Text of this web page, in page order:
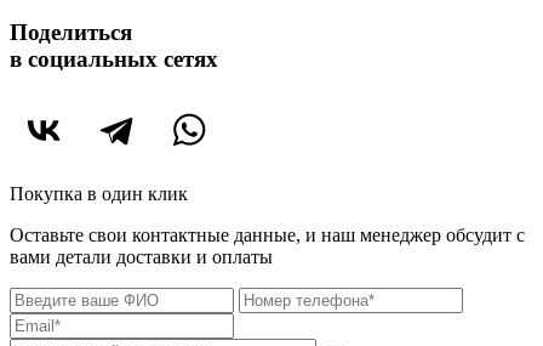
Поделиться
в социальных сетях
Покупка в один клик
Оставьте свои контактные данные, и наш менеджер обсудит с
вами детали доставки и оплаты